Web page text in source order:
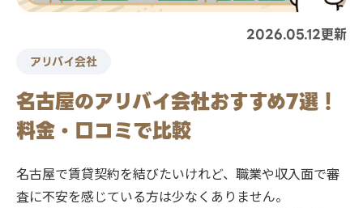
2026.05.12更新
アリバイ会社
名古屋のアリバイ会社おすすめ7選！
料金・口コミで比較
名古屋で賃貸契約を結びたいけれど、職業や収入面で審
査に不安を感じている方は少なくありません。